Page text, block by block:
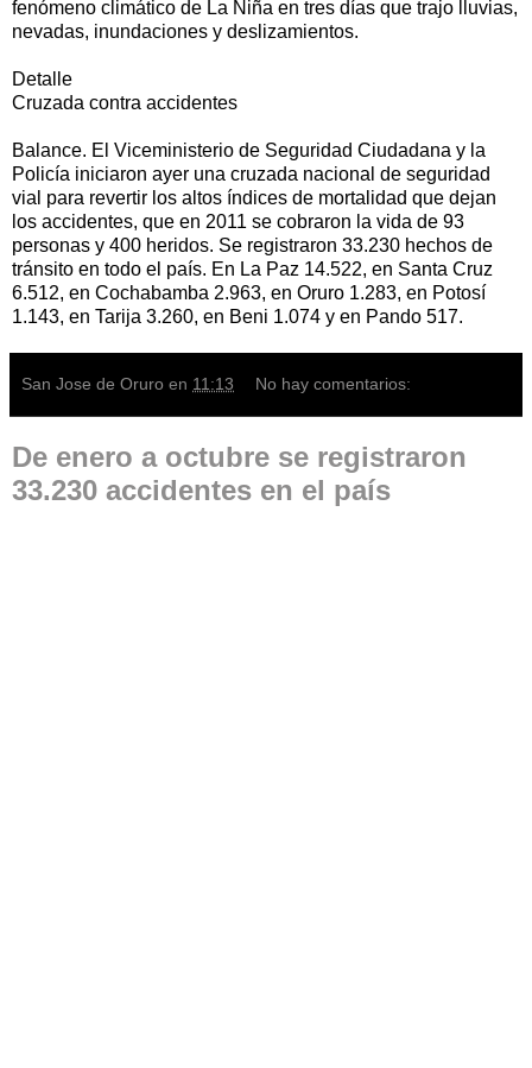
fenómeno climático de La Niña en tres días que trajo lluvias,
nevadas, inundaciones y deslizamientos.
Detalle
Cruzada contra accidentes
Balance. El Viceministerio de Seguridad Ciudadana y la
Policía iniciaron ayer una cruzada nacional de seguridad
vial para revertir los altos índices de mortalidad que dejan
los accidentes, que en 2011 se cobraron la vida de 93
personas y 400 heridos. Se registraron 33.230 hechos de
tránsito en todo el país. En La Paz 14.522, en Santa Cruz
6.512, en Cochabamba 2.963, en Oruro 1.283, en Potosí
1.143, en Tarija 3.260, en Beni 1.074 y en Pando 517.
San Jose de Oruro en 11:13 No hay comentarios:
De enero a octubre se registraron
33.230 accidentes en el país